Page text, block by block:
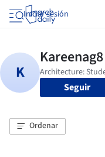
Iniciar sesión
Seguir
Ordenar